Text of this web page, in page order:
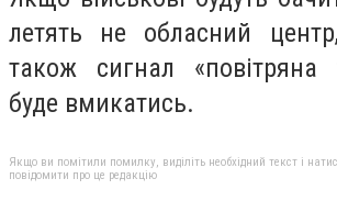
летять не обласний
також сигнал «повітряна
буде вмикатись.
Якщо ви помітили помилку, виділіть необхідний текст і
повідомити про це редакцію